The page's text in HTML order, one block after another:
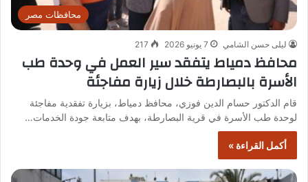
محافظات مصر
ليلى حسن الشامي 7 يونيو 2026 217
محافظ دمياط يتفقد سير العمل في وحدة طب
الأسرة بالبصارطة خلال زيارة مفاجئة
قام الدكتور حسام الدين فوزي، محافظ دمياط، بزيارة تفقدية مفاجئة
لوحدة طب الأسرة في قرية البصارطة، بهدف متابعة جودة الخدمات…
أكمل القراءة »